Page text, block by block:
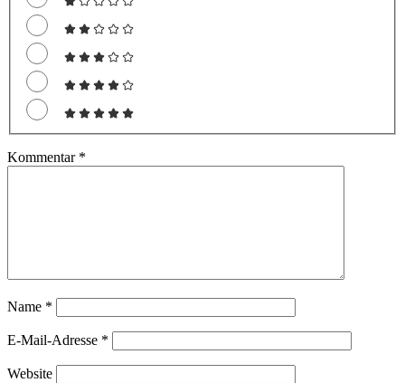
Kommentar *
Name *
E-Mail-Adresse *
Website